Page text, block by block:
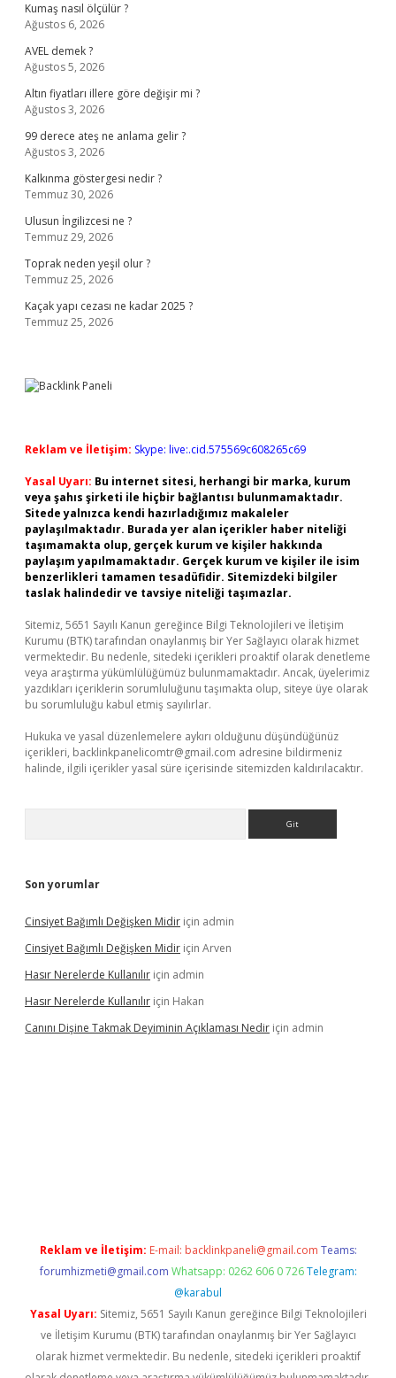
Kumaş nasıl ölçülür ?
Ağustos 6, 2026
AVEL demek ?
Ağustos 5, 2026
Altın fiyatları illere göre değişir mi ?
Ağustos 3, 2026
99 derece ateş ne anlama gelir ?
Ağustos 3, 2026
Kalkınma göstergesi nedir ?
Temmuz 30, 2026
Ulusun İngilizcesi ne ?
Temmuz 29, 2026
Toprak neden yeşil olur ?
Temmuz 25, 2026
Kaçak yapı cezası ne kadar 2025 ?
Temmuz 25, 2026
Reklam ve İletişim: Skype: live:.cid.575569c608265c69
Yasal Uyarı: Bu internet sitesi, herhangi bir marka, kurum
veya şahıs şirketi ile hiçbir bağlantısı bulunmamaktadır.
Sitede yalnızca kendi hazırladığımız makaleler
paylaşılmaktadır. Burada yer alan içerikler haber niteliği
taşımamakta olup, gerçek kurum ve kişiler hakkında
paylaşım yapılmamaktadır. Gerçek kurum ve kişiler ile isim
benzerlikleri tamamen tesadüfidir. Sitemizdeki bilgiler
taslak halindedir ve tavsiye niteliği taşımazlar.
Sitemiz, 5651 Sayılı Kanun gereğince Bilgi Teknolojileri ve İletişim
Kurumu (BTK) tarafından onaylanmış bir Yer Sağlayıcı olarak hizmet
vermektedir. Bu nedenle, sitedeki içerikleri proaktif olarak denetleme
veya araştırma yükümlülüğümüz bulunmamaktadır. Ancak, üyelerimiz
yazdıkları içeriklerin sorumluluğunu taşımakta olup, siteye üye olarak
bu sorumluluğu kabul etmiş sayılırlar.
Hukuka ve yasal düzenlemelere aykırı olduğunu düşündüğünüz
içerikleri, backlinkpanelicomtr@gmail.com adresine bildirmeniz
halinde, ilgili içerikler yasal süre içerisinde sitemizden kaldırılacaktır.
Son yorumlar
Cinsiyet Bağımlı Değişken Midir için admin
Cinsiyet Bağımlı Değişken Midir için Arven
Hasır Nerelerde Kullanılır için admin
Hasır Nerelerde Kullanılır için Hakan
Canını Dişine Takmak Deyiminin Açıklaması Nedir için admin
Reklam ve İletişim: E-mail: backlinkpaneli@gmail.com Teams:
forumhizmeti@gmail.com Whatsapp: 0262 606 0 726 Telegram:
@karabul
Yasal Uyarı: Sitemiz, 5651 Sayılı Kanun gereğince Bilgi Teknolojileri
ve İletişim Kurumu (BTK) tarafından onaylanmış bir Yer Sağlayıcı
olarak hizmet vermektedir. Bu nedenle, sitedeki içerikleri proaktif